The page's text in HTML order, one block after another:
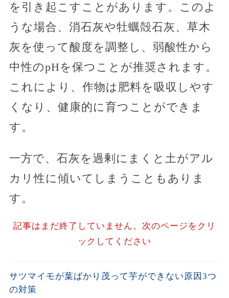
を引き起こすことがあります。このよ
うな場合、消石灰や牡蠣殻石灰、草木
灰を使って酸度を調整し、弱酸性から
中性のpHを保つことが推奨されます。
これにより、作物は肥料を吸収しやす
くなり、健康的に育つことができま
す。
一方で、石灰を過剰にまくと土がアル
カリ性に傾いてしまうこともありま
す。
記事はまだ終了していません。次のページをクリ
ックしてください
サツマイモが葉ばかり茂って芋ができない原因3つ
の対策